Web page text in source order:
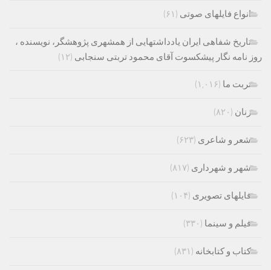
انواع فایلهای صوتی (۶۱)
تاریخ شفاهی ایران یادداشتهایی از همشهری پژوهشگر، نویسنده ،
روز نامه نگار پیشکسوت آقای محمود تربتی سنجابی (۱۲)
تربت ما (۱,۰۱۶)
زنان (۸۲۰)
شعر و شاعری (۶۲۳)
شهر و شهرداری (۸۱۷)
فایلهای تصویری (۱۰۴)
فیلم و سینما (۳۳۰)
کتاب و کتابخانه (۸۳۱)